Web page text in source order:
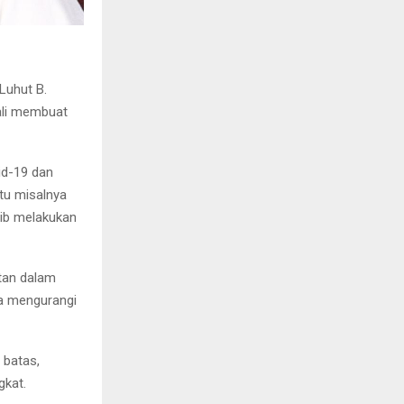
B.
membuat
19 dan
misalnya
melakukan
dalam
mengurangi